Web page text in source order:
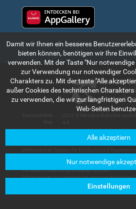
Die in diesem Teil des Internetportals angeführte
haben rein indikativen Charakter und dienen zum
trägt keine Haftung für Schäden, die den Nutzern
mit deren Anwendung entstehen können.
Informationen zur Verarbeitung personenbezogener
Geschäftsbedingungen zu entnehmen, die in der
verfügbar sind.
Damit wir Ihnen ein besseres
bieten können, benötigen wir Ihre
verwenden. Mit der Taste "Nur
zur Verwendung nur notwendiger
Charakters zu. Mit der taste "Alle
außer Cookies des technischen
zu verwenden, die wir zur langfristigen
Web-Seiten
Alle akzeptiern
Nur notwendige
Einstellungen